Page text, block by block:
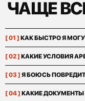
[ 01 ] КАК БЫСТРО Я
[ 02 ] КАКИЕ УСЛОВИЯ
[ 03 ] Я БОЮСЬ
[ 04 ] КАКИЕ